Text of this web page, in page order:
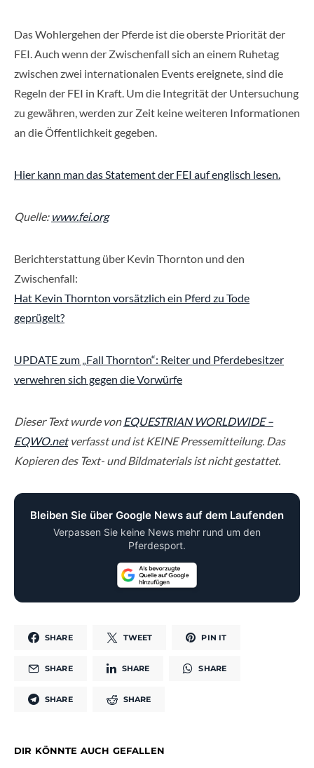
Das Wohlergehen der Pferde ist die oberste Priorität der
FEI. Auch wenn der Zwischenfall sich an einem Ruhetag
zwischen zwei internationalen Events ereignete, sind die
Regeln der FEI in Kraft. Um die Integrität der Untersuchung
zu gewähren, werden zur Zeit keine weiteren Informationen
an die Öffentlichkeit gegeben.
Hier kann man das Statement der FEI auf englisch lesen.
Quelle: www.fei.org
Berichterstattung über Kevin Thornton und den
Zwischenfall:
Hat Kevin Thornton vorsätzlich ein Pferd zu Tode
geprügelt?
UPDATE zum „Fall Thornton“: Reiter und Pferdebesitzer
verwehren sich gegen die Vorwürfe
Dieser Text wurde vonEQUESTRIAN WORLDWIDE –
EQWO.netverfasst und ist KEINE Pressemitteilung. Das
Kopieren des Text- und Bildmaterials ist nicht gestattet.
Bleiben Sie über Google News auf dem Laufenden
Verpassen Sie keine News mehr rund um den
Pferdesport.
SHARE TWEET PIN IT
SHARE SHARE SHARE
SHARE SHARE
DIR KÖNNTE AUCH GEFALLEN